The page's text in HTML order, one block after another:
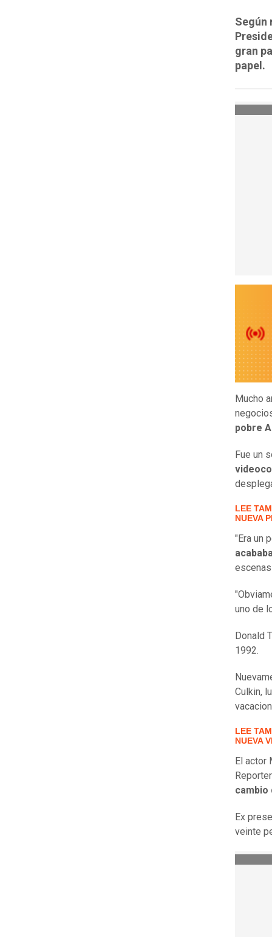
Según
gran
papel.
Mucho
pobre
Fue un
LEE
NUEVA
"Era un
uno de
Donald
1992.
Culkin,
LEE
NUEVA
El actor
cambio
Ex
veinte